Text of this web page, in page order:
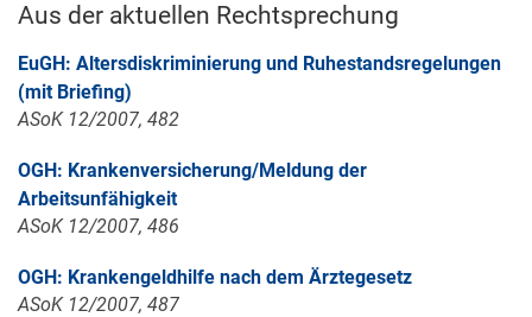
Aus der aktuellen Rechtsprechung
EuGH: Altersdiskriminierung und Ruhestandsregelungen
(mit Briefing)
ASoK 12/2007, 482
OGH: Krankenversicherung/Meldung der
Arbeitsunfähigkeit
ASoK 12/2007, 486
OGH: Krankengeldhilfe nach dem Ärztegesetz
ASoK 12/2007, 487